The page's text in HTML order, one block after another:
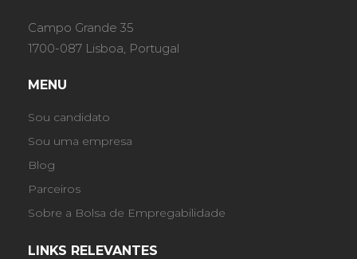
Campo Grande 35
1700-087 Lisboa, Portugal
MENU
Sou candidato
Sou uma empresa
Blog
Parceiros
Sobre a Bolsa de Empregabilidade
LINKS RELEVANTES